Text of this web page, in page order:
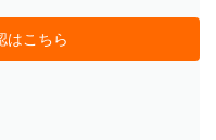
はこちら